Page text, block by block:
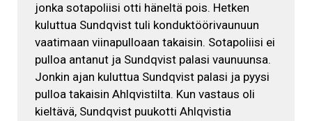
jonka sotapoliisi otti häneltä pois. Hetken
kuluttua Sundqvist tuli konduktöörivaunuun
vaatimaan viinapulloaan takaisin. Sotapoliisi ei
pulloa antanut ja Sundqvist palasi vaunuunsa.
Jonkin ajan kuluttua Sundqvist palasi ja pyysi
pulloa takaisin Ahlqvistilta. Kun vastaus oli
kieltävä, Sundqvist puukotti Ahlqvistia